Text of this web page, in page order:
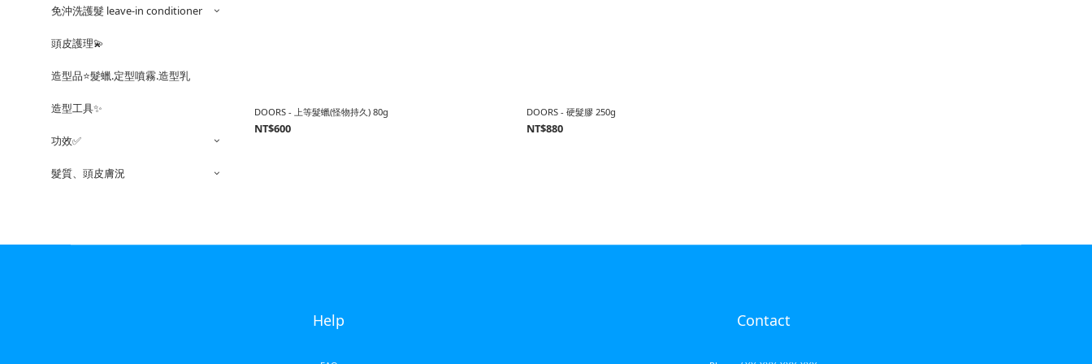
免沖洗護髮 leave-in conditioner
頭皮護理💫
造型品⭐️髮蠟.定型噴霧.造型乳
造型工具✨
功效✅
髮質、頭皮膚況
DOORS - 上等髮蠟(怪物持久) 80g
NT$600
DOORS - 硬髮膠 250g
NT$880
Help Contact